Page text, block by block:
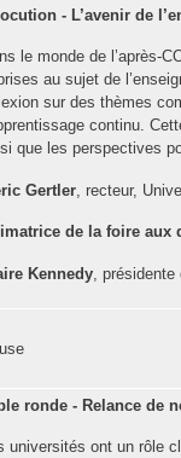
- L’avenir de
le monde de l’après-
au sujet de
sur des thèmes
continu.
que les perspectives
Gertler, recteur,
de la foire aux
Kennedy, présidente
ronde - Relance de
universités ont un rôle